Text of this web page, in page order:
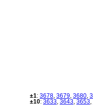
±1: 3678 3679 3680
±10: 3633 3643 3653